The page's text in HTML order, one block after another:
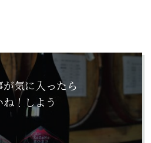
が気に入ったら
！しよう